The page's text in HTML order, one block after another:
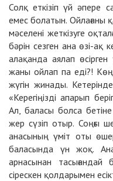
Солқ еткізіп үй әпере
емес болатын. Ойлағаны
мәселені жеткізуге
бәрін сезген ана өзі-ақ
алақанда аялап
жаны ойлап па еді?!
жүгін жинады.
«Керегіңізді апарып
Ал, баласы болса
жер сүзіп отыр. Соңғы
анасының үміт оты
баласында үн жоқ.
арнасынан
сірескен қолдарымен